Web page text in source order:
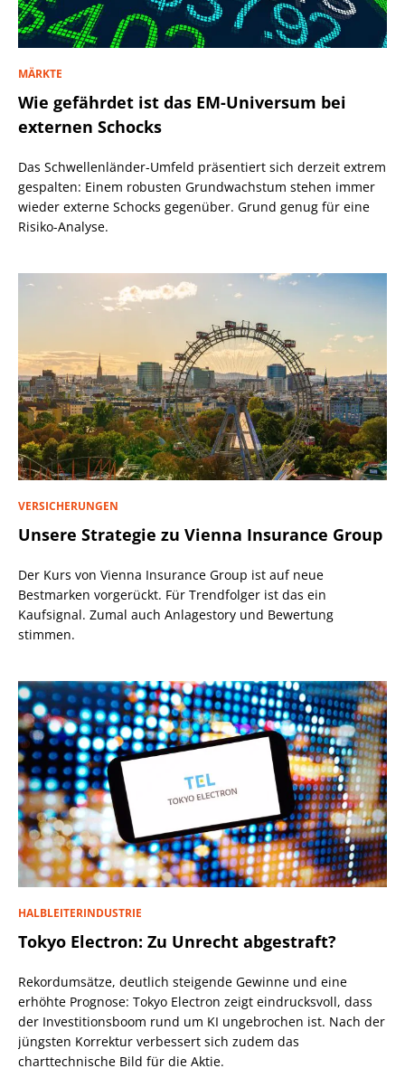
MÄRKTE
Wie gefährdet ist das EM-Universum bei
externen Schocks
Das Schwellenländer-Umfeld präsentiert sich derzeit extrem
gespalten: Einem robusten Grundwachstum stehen immer
wieder externe Schocks gegenüber. Grund genug für eine
Risiko-Analyse.
VERSICHERUNGEN
Unsere Strategie zu Vienna Insurance Group
Der Kurs von Vienna Insurance Group ist auf neue
Bestmarken vorgerückt. Für Trendfolger ist das ein
Kaufsignal. Zumal auch Anlagestory und Bewertung
stimmen.
HALBLEITERINDUSTRIE
Tokyo Electron: Zu Unrecht abgestraft?
Rekordumsätze, deutlich steigende Gewinne und eine
erhöhte Prognose: Tokyo Electron zeigt eindrucksvoll, dass
der Investitionsboom rund um KI ungebrochen ist. Nach der
jüngsten Korrektur verbessert sich zudem das
charttechnische Bild für die Aktie.